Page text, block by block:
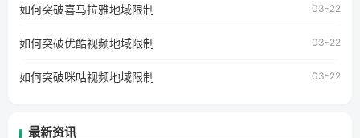
户收听网易云音乐地区版权限制」的问题，无论人在香港、
工作、留学、定居等，都可以使用，不再因地区和版权限制
所困扰。
如何突破喜马拉雅地域限制 03-22
如何突破优酷视频地域限制 03-22
如何突破咪咕视频地域限制 03-22
最新资讯